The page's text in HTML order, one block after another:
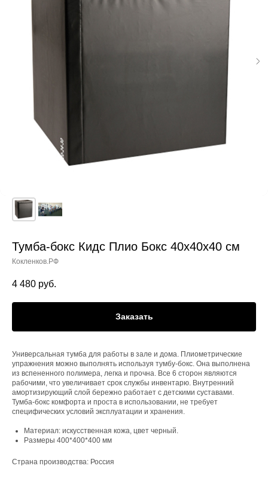
Тумба-бокс Кидс Плио Бокс 40x40x40 см
Кокленков.РФ
4 480 руб.
Заказать
Универсальная тумба для работы в зале и дома. Плиометрические
упражнения можно выполнять используя тумбу-бокс. Она выполнена
из вспененного полимера, легка и прочна. Все 6 сторон являются
рабочими, что увеличивает срок службы инвентарю. Внутренний
амортизирующий слой бережно работает с детскими суставами.
Тумба-бокс комфорта и проста в использовании, не требует
специфических условий эксплуатации и хранения.
Материал: искусственная кожа, цвет черный.
Размеры 400*400*400 мм
Страна производства: Россия